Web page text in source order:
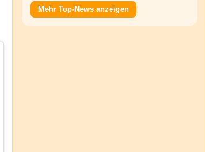
Mehr Top-News anzeigen